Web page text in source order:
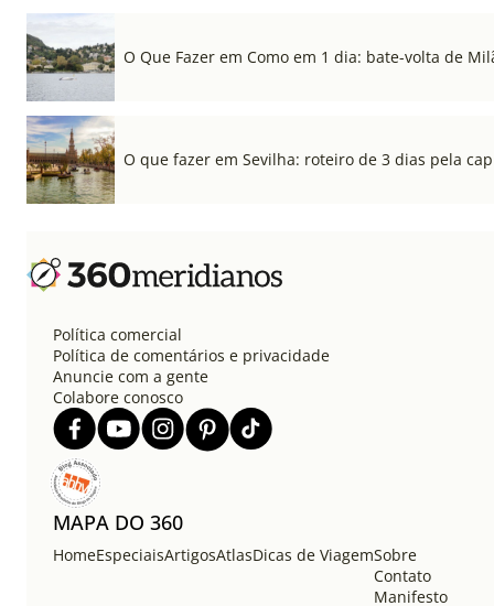
O Que Fazer em Como em 1 dia: bate-volta de
O que fazer em Sevilha: roteiro de 3 dias pela
Política comercial
Política de comentários e privacidade
Anuncie com a gente
Colabore conosco
MAPA DO 360
HomeEspeciaisArtigosAtlasDicas de ViagemSobre
Contato
Manifesto